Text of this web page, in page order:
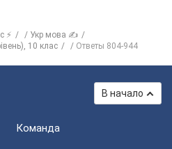
⚡
Укр мова ✍
10 клас
Ответы 804-944
В начало
Команда